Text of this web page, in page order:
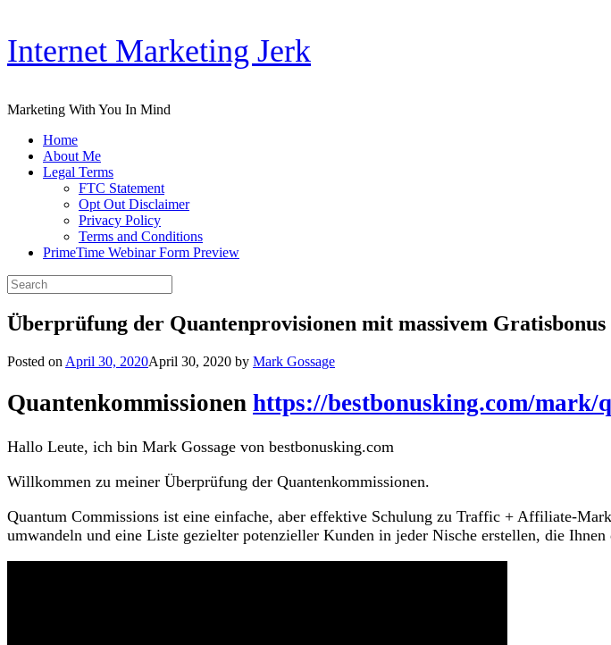
Skip
content
Internet Marketing Jerk
Marketing With You In Mind
Home
About Me
Legal Terms
FTC Statement
Opt Out Disclaimer
Privacy Policy
Terms and Conditions
PrimeTime Webinar Form Preview
Search
for:
Überprüfung der Quantenprovisionen mit massivem Gratisbonus
Posted on April 30, 2020April 30, 2020 by Mark Gossage
Quantenkommissionen https://bestbonusking.com/mark/
Hallo Leute, ich bin Mark Gossage von bestbonusking.com
Willkommen zu meiner Überprüfung der Quantenkommissionen.
Quantum Commissions ist eine einfache, aber effektive Schulung zu Traffic + Affiliate-
umwandeln und eine Liste gezielter potenzieller Kunden in jeder Nische erstellen, die